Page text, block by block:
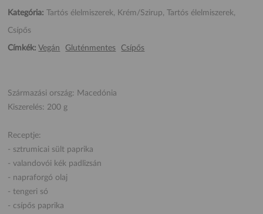
Kategória: Tartós élelmiszerek, Krém/Szirup, Tartós élelmiszerek,
Csípős
Címkék: Vegán Gluténmentes Csípős
Származási ország: Macedónia
Kiszerelés: 200 g
Receptje:
- sztrumicai sült paprika
- valandovói kék padlizsán
- napraforgó olaj
- tengeri só
- csípős paprika